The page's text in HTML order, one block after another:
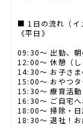
■ 1日の流れ（イ
《平日》
09:30〜 出勤、朝
12:00〜 休憩（
14:30〜 お子さま
15:00〜 おやつタ
15:30〜 療育活
16:30〜 ご自宅
18:00〜 掃除・
18:30〜 退社！お